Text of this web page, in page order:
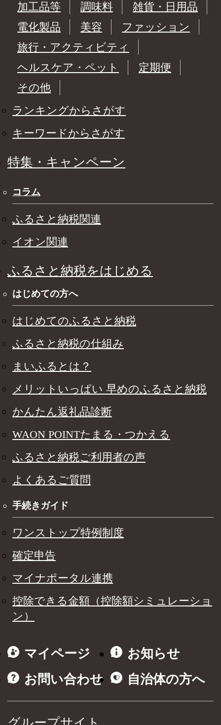
加工品等
調味料
雑貨・日用品
電化製品
美容
ファッション
旅行・アクティビティ
ヘルスケア・ペット
定期便
その他
ランキングからさがす
キーワードからさがす
特集・キャンペーン
コラム
ふるさと納税関連
イオン関連
ふるさと納税をはじめる
はじめての方へ
はじめてのふるさと納税
ふるさと納税の仕組み
まいふるとは？
メリットいっぱい 早めのふるさと納税
かんたん返礼品診断
WAON POINTたまる・つかえる
ふるさと納税ご利用者の声
よくあるご質問
手続きガイド
ワンストップ特例制度
確定申告
マイナポータル連携
控除できる金額（控除額シミュレーショ
ン）
マイページ
お知らせ
お問い合わせ
自治体の方へ